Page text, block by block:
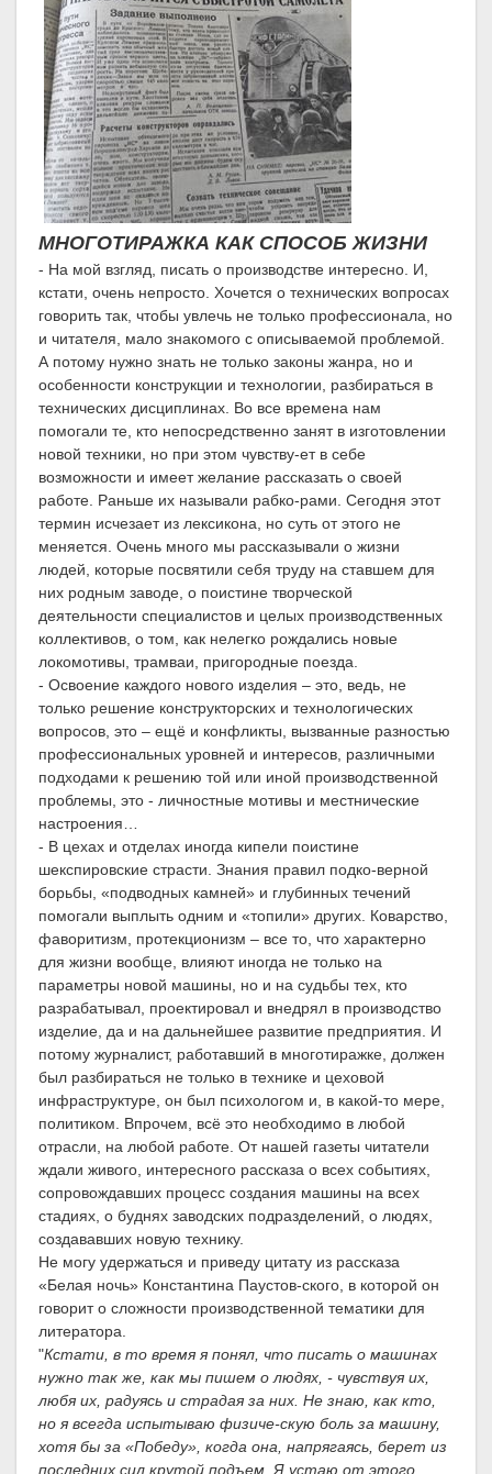
МНОГОТИРАЖКА КАК СПОСОБ ЖИЗНИ
- На мой взгляд, писать о производстве интересно. И,
кстати, очень непросто. Хочется о технических вопросах
говорить так, чтобы увлечь не только профессионала, но
и читателя, мало знакомого с описываемой проблемой.
А потому нужно знать не только законы жанра, но и
особенности конструкции и технологии, разбираться в
технических дисциплинах. Во все времена нам
помогали те, кто непосредственно занят в изготовлении
новой техники, но при этом чувству-ет в себе
возможности и имеет желание рассказать о своей
работе. Раньше их называли рабко-рами. Сегодня этот
термин исчезает из лексикона, но суть от этого не
меняется. Очень много мы рассказывали о жизни
людей, которые посвятили себя труду на ставшем для
них родным заводе, о поистине творческой
деятельности специалистов и целых производственных
коллективов, о том, как нелегко рождались новые
локомотивы, трамваи, пригородные поезда.
- Освоение каждого нового изделия – это, ведь, не
только решение конструкторских и технологических
вопросов, это – ещё и конфликты, вызванные разностью
профессиональных уровней и интересов, различными
подходами к решению той или иной производственной
проблемы, это - личностные мотивы и местнические
настроения…
- В цехах и отделах иногда кипели поистине
шекспировские страсти. Знания правил подко-верной
борьбы, «подводных камней» и глубинных течений
помогали выплыть одним и «топили» других. Коварство,
фаворитизм, протекционизм – все то, что характерно
для жизни вообще, влияют иногда не только на
параметры новой машины, но и на судьбы тех, кто
разрабатывал, проектировал и внедрял в производство
изделие, да и на дальнейшее развитие предприятия. И
потому журналист, работавший в многотиражке, должен
был разбираться не только в технике и цеховой
инфраструктуре, он был психологом и, в какой-то мере,
политиком. Впрочем, всё это необходимо в любой
отрасли, на любой работе. От нашей газеты читатели
ждали живого, интересного рассказа о всех событиях,
сопровождавших процесс создания машины на всех
стадиях, о буднях заводских подразделений, о людях,
создававших новую технику.
Не могу удержаться и приведу цитату из рассказа
«Белая ночь» Константина Паустов-ского, в которой он
говорит о сложности производственной тематики для
литератора.
"Кстати, в то время я понял, что писать о машинах
нужно так же, как мы пишем о людях, - чувствуя их,
любя их, радуясь и страдая за них. Не знаю, как кто,
но я всегда испытываю физиче-скую боль за машину,
хотя бы за «Победу», когда она, напрягаясь, берет из
последних сил крутой подъем. Я устаю от этого,